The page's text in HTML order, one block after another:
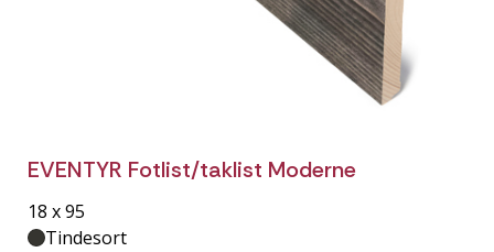
EVENTYR Fotlist/taklist Moderne
18 x 95
Tindesort